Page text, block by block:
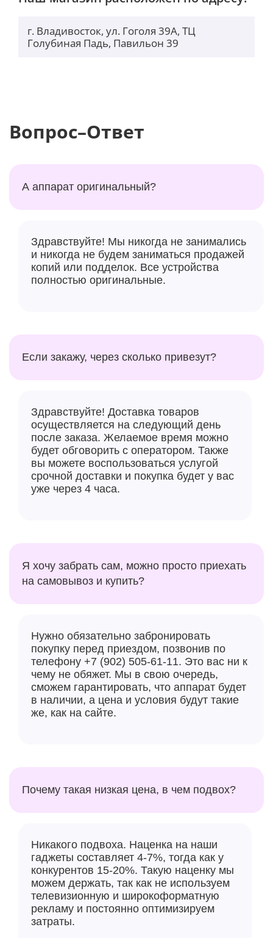
г. Владивосток, ул. Гоголя 39А, ТЦ
Голубиная Падь, Павильон 39
Вопрос–Ответ
А аппарат оригинальный?
Здравствуйте! Мы никогда не занимались
и никогда не будем заниматься продажей
копий или подделок. Все устройства
полностью оригинальные.
Если закажу, через сколько привезут?
Здравствуйте! Доставка товаров
осуществляется на следующий день
после заказа. Желаемое время можно
будет обговорить с оператором. Также
вы можете воспользоваться услугой
срочной доставки и покупка будет у вас
уже через 4 часа.
Я хочу забрать сам, можно просто приехать
на самовывоз и купить?
Нужно обязательно забронировать
покупку перед приездом, позвонив по
телефону +7 (902) 505-61-11. Это вас ни к
чему не обяжет. Мы в свою очередь,
сможем гарантировать, что аппарат будет
в наличии, а цена и условия будут такие
же, как на сайте.
Почему такая низкая цена, в чем подвох?
Никакого подвоха. Наценка на наши
гаджеты составляет 4-7%, тогда как у
конкурентов 15-20%. Такую наценку мы
можем держать, так как не используем
телевизионную и широкоформатную
рекламу и постоянно оптимизируем
затраты.